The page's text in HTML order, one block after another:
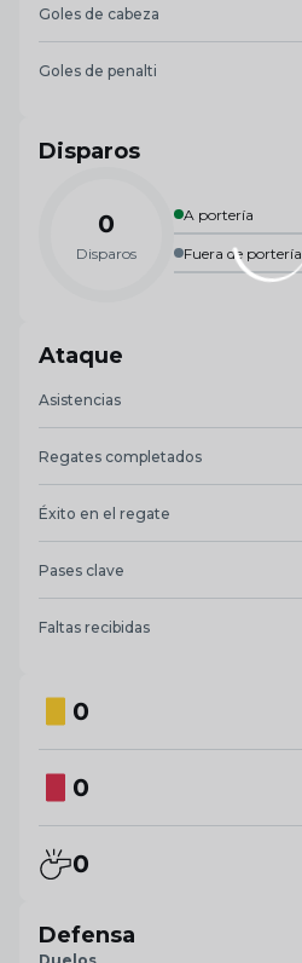
Goles de cabeza
Goles de penalti
Disparos
0
Disparos
A portería
Fuera de portería
Ataque
Asistencias
Regates completados
Éxito en el regate
Pases clave
Faltas recibidas
0
0
0
Defensa